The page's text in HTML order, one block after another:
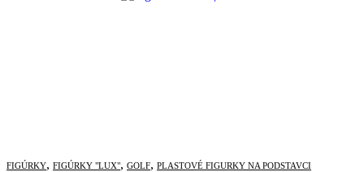
FIGÚRKY, FIGÚRKY "LUX", GOLF, PLASTOVÉ FIGURKY NA PODSTAVCI